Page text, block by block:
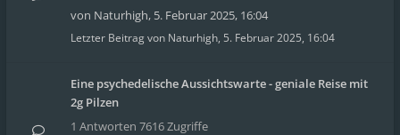
von Naturhigh, 5. Februar 2025, 16:04
Letzter Beitrag von Naturhigh, 5. Februar 2025, 16:04
Eine psychedelische Aussichtswarte - geniale Reise mit
2g Pilzen
1 Antworten 7616 Zugriffe